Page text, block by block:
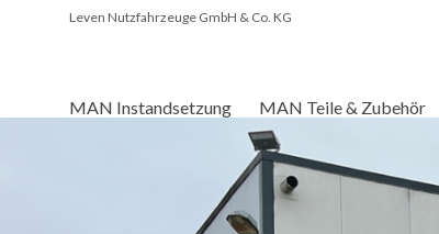
Leven Nutzfahrzeuge GmbH & Co. KG
MAN Instandsetzung MAN Teile & Zubehör